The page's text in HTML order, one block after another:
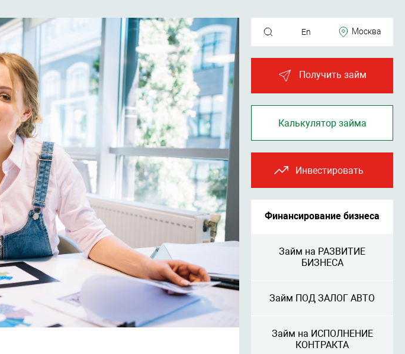
En Москва
Получить займ
Калькулятор займа
Инвестировать
Финансирование бизнеса
Займ на РАЗВИТИЕ
БИЗНЕСА
Займ ПОД ЗАЛОГ АВТО
Займ на ИСПОЛНЕНИЕ
КОНТРАКТА